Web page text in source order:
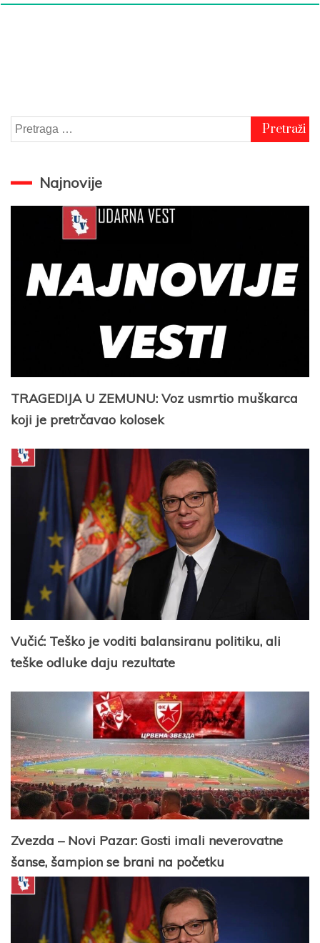
Pretraga
za:
Najnovije
TRAGEDIJA U ZEMUNU: Voz usmrtio muškarca
koji je pretrčavao kolosek
Vučić: Teško je voditi balansiranu politiku, ali
teške odluke daju rezultate
Zvezda – Novi Pazar: Gosti imali neverovatne
šanse, šampion se brani na početku